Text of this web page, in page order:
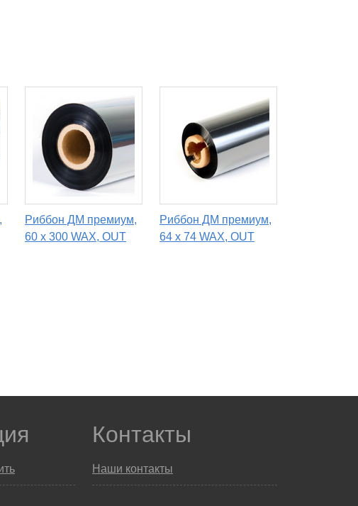
Риббон ДМ премиум,
60 х 300 WAX, OUT
Риббон ДМ премиум,
64 х 74 WAX, OUT
Контакты
Наши контакты